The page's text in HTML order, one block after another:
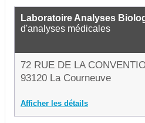
Laboratoire Analyses
d'analyses médicales
72 RUE DE LA
93120 La Courneuve
Afficher les détails